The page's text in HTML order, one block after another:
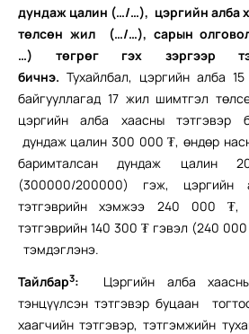
дундаж цалин (…/…), цэргийн алба
төлсөн жил
(…/…), сарын
…) төгрөг гэх зэргээр
бичнэ. Тухайлбал, цэргийн алба
байгууллагад 17 жил шимтгэл
цэргийн алба хаасны тэтгэвэр
дундаж цалин 300 000 ₮, өндөр
баримталсан дундаж
(300000/200000) гэж, цэргийн
тэтгэврийн хэмжээ 240 000 ₮,
тэтгэврийн 140 300 ₮ гэвэл (240
тэмдэглэнэ.
Тайлбар3: Цэргийн алба
тэнцүүлсэн тэтгэвэр буцаан
хаагчийн тэтгэвэр, тэтгэмжийн